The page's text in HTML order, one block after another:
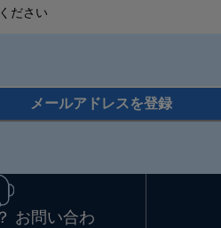
ださい
メールアドレスを登録
お問い合わ